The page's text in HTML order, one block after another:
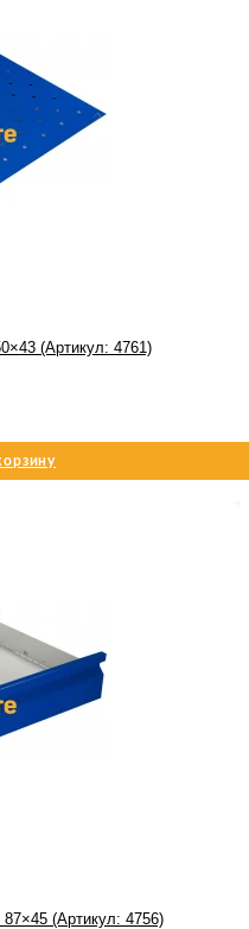
(Артикул: 4761)
(Артикул: 4756)